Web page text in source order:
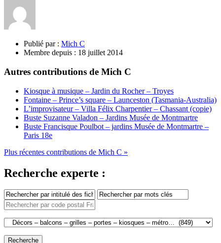
Publié par : Mich C
Membre depuis : 18 juillet 2014
Autres contributions de Mich C
Kiosque à musique – Jardin du Rocher – Troyes
Fontaine – Prince’s square – Launceston (Tasmania-Australia)
L’improvisateur – Villa Félix Charpentier – Chassant (copie)
Buste Suzanne Valadon – Jardins Musée de Montmartre
Buste Francisque Poulbot – jardins Musée de Montmartre –
Paris 18e
Plus récentes contributions de Mich C »
Recherche experte :